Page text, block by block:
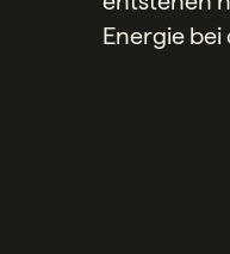
Energie bei